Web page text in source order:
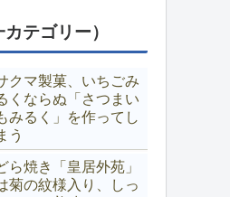
テゴリー）
クマ製菓、いちごみ
くならぬ「さつまい
みるく」を作ってし
う
ら焼き「皇居外苑」
菊の紋様入り、しっ